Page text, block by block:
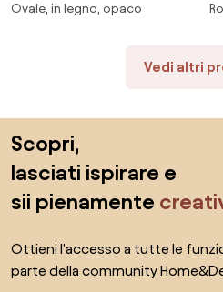
legno Toni
Ovale, in legno, opaco
Vedi altri
Scopri,
lasciati ispirare e
sii pienamente
Ottieni l'accesso a tutte le
parte della community